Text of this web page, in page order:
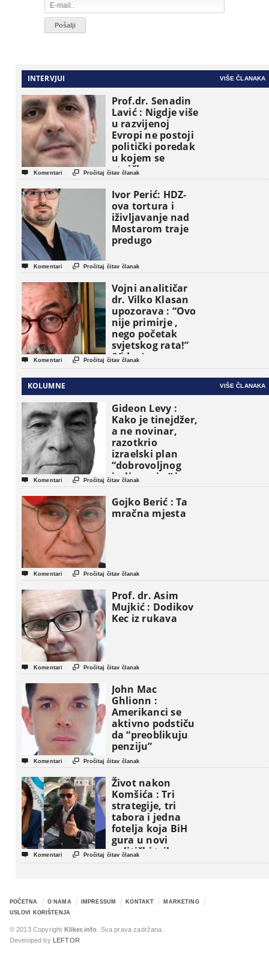
INTERVJUI VIŠE ČLANAKA
Prof.dr. Senadin
Lavić : Nigdje više
u razvijenoj
Evropi ne postoji
politički poredak
u kojem se
etničke grupe
pojavljuju kao
osnovne
političke jedinice
 Komentari  Pročitaj čitav članak
Ivor Perić: HDZ-
ova tortura i
iživljavanje nad
Mostarom traje
predugo
 Komentari  Pročitaj čitav članak
Vojni analitičar
dr. Vilko Klasan
upozorava : “Ovo
nije primirje ,
nego početak
svjetskog rata!”
(Video)
 Komentari  Pročitaj čitav članak
KOLUMNE VIŠE ČLANAKA
Gideon Levy :
Kako je tinejdžer,
a ne novinar,
razotkrio
izraelski plan
“dobrovoljnog
iseljavanja ” iz
Gaze
 Komentari  Pročitaj čitav članak
Gojko Berić : Ta
mračna mjesta
 Komentari  Pročitaj čitav članak
Prof. dr. Asim
Mujkić : Dodikov
Kec iz rukava
 Komentari  Pročitaj čitav članak
John Mac
Ghlionn :
Amerikanci se
aktivno podstiču
da “preoblikuju
penziju”
 Komentari  Pročitaj čitav članak
Život nakon
Komšića : Tri
strategije, tri
tabora i jedna
fotelja koja BiH
gura u novi
politički triler
 Komentari  Pročitaj čitav članak
POČETNA O NAMA IMPRESSUM KONTAKT
MARKETING
USLOVI KORIŠTENJA
© 2013 Copyright Kliker.info . Sva prava zadržana.
Developed by LEFTOR